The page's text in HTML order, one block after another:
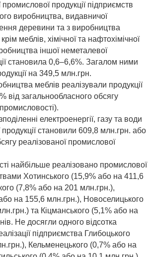
продукції підприємств
виробництва, видавничої
деревини та з виробництва
меблів, хімічної та нафтохімічної
іншої неметалевої
становила 0,6–6,6%. Загалом ними
на 349,5 млн.грн.
меблів реалізували продукції
від загальнообласного обсягу
промисловості).
електроенергії, газу та води
продукції становили 609,8 млн.грн. або
реалізованої промислової
найбільше реалізовано промислової
Хотинського (15,9% або на 411,6
(7,8% або на 201 млн.грн.),
на 155,6 млн.грн.), Новоселицького
та Кіцманського (5,1% або на
Не досягли одного відсотка
підприємства Глибоцького
Кельменецького (0,7% або на